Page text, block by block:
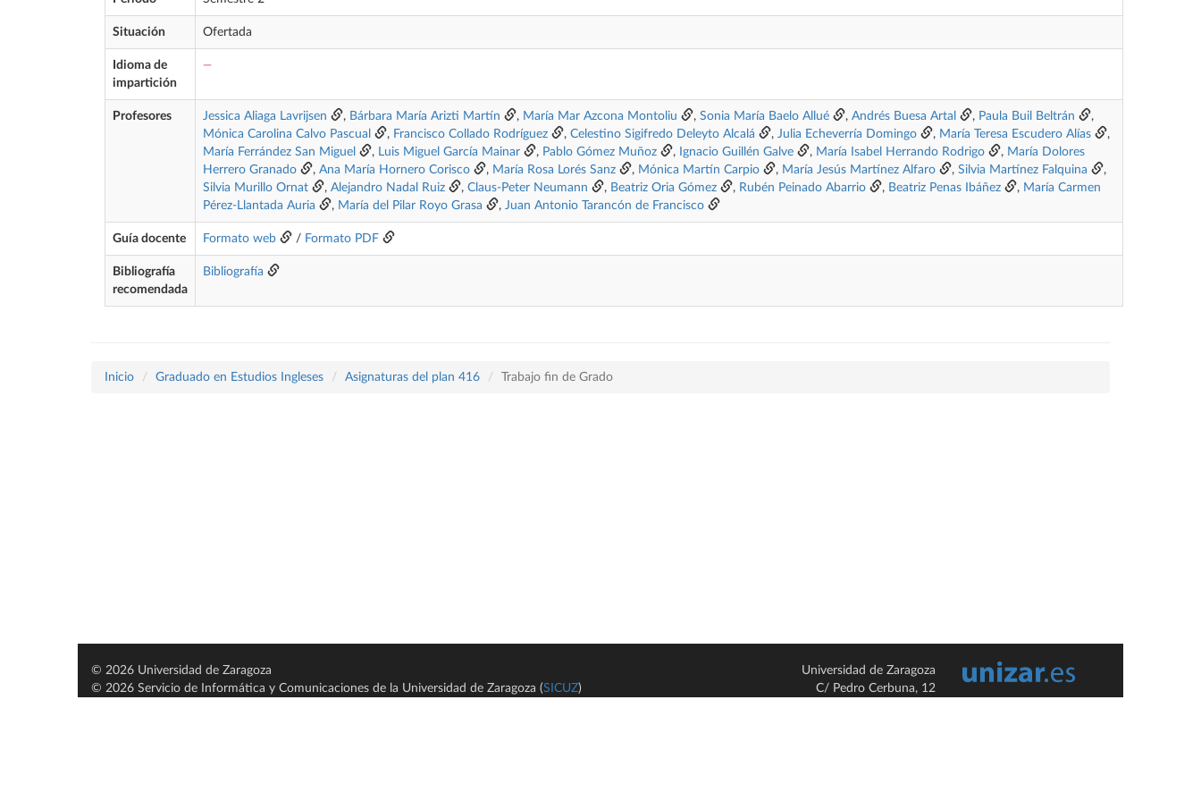
Situación Ofertada
Idioma de
impartición
—
Profesores Jessica Aliaga Lavrijsen , Bárbara María Arizti Martín , María Mar Azcona Montoliu , Sonia María Baelo Allué , Andrés Buesa Artal , Paula Buil Beltrán
,
Mónica Carolina Calvo Pascual
, Francisco Collado Rodríguez , Celestino Sigifredo Deleyto Alcalá , Julia Echeverría Domingo , María Teresa Escudero Alías
,
María Ferrández San Miguel
, Luis Miguel García Mainar , Pablo Gómez Muñoz , Ignacio Guillén Galve , María Isabel Herrando Rodrigo , María Dolores
Herrero Granado
, Ana María Hornero Corisco , María Rosa Lorés Sanz , Mónica Martín Carpio , María Jesús Martínez Alfaro , Silvia Martínez Falquina
,
Silvia Murillo Ornat
, Alejandro Nadal Ruiz , Claus-Peter Neumann , Beatriz Oria Gómez , Rubén Peinado Abarrio , Beatriz Penas Ibáñez , María Carmen
Pérez-Llantada Auria
, María del Pilar Royo Grasa , Juan Antonio Tarancón de Francisco
Guía docente Formato web / Formato PDF
Bibliografía
recomendada
Bibliografía
Inicio Graduado en Estudios Ingleses Asignaturas del plan 416 Trabajo fin de Grado
© 2026 Universidad de Zaragoza
© 2026 Servicio de Informática y Comunicaciones de la Universidad de Zaragoza (SICUZ)
Universidad de Zaragoza
C/ Pedro Cerbuna, 12